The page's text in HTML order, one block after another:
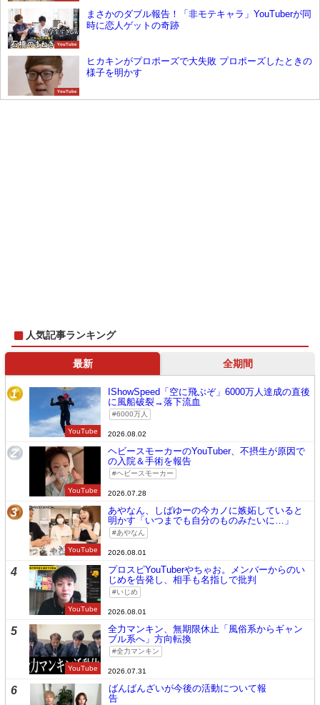
YouTube
まさかのダブル報告！「非モテキャラ」YouTuberが同
時に恋人ゲットの奇跡
YouTube
ヒカキンがプロポーズで大失敗 プロポーズしたときの
様子を明かす
人気記事ランキング
最新 全期間
1
YouTube
IShowSpeed「空に飛ぶぞ」6000万人達成の直後
に風船破裂→落下流血
6000万人
2026.08.02
2
YouTube
ヘビースモーカーのYouTuber、不摂生が原因で
の入院＆手術を報告
ヘビースモーカー
2026.07.28
3
YouTube
あやなん、しばゆーの今カノに嫉妬していると
明かす「いつまでも自分のものみたいに…」
あやなん
2026.08.01
4
YouTube
プロスピYouTuberやちゃお。メンバーからのい
じめを告発し、相手も名指しで批判
いじめ
2026.08.01
5
YouTube
全力マンキン、無期限休止「風俗系からギャン
ブル系へ」方向転換
全力マンキン
2026.07.31
6
ばんばんざいが今後の活動について報
告